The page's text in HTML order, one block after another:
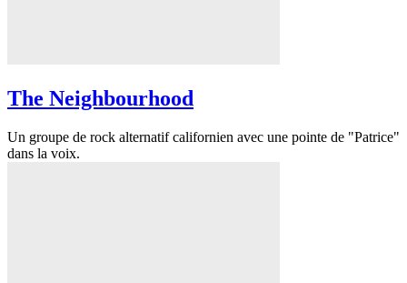
The Neighbourhood
Un groupe de rock alternatif californien avec une pointe de "Patrice"
dans la voix.